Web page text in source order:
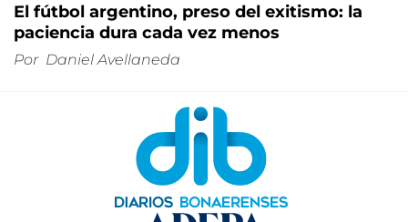
El fútbol argentino, preso del exitismo: la
paciencia dura cada vez menos
Por Daniel Avellaneda